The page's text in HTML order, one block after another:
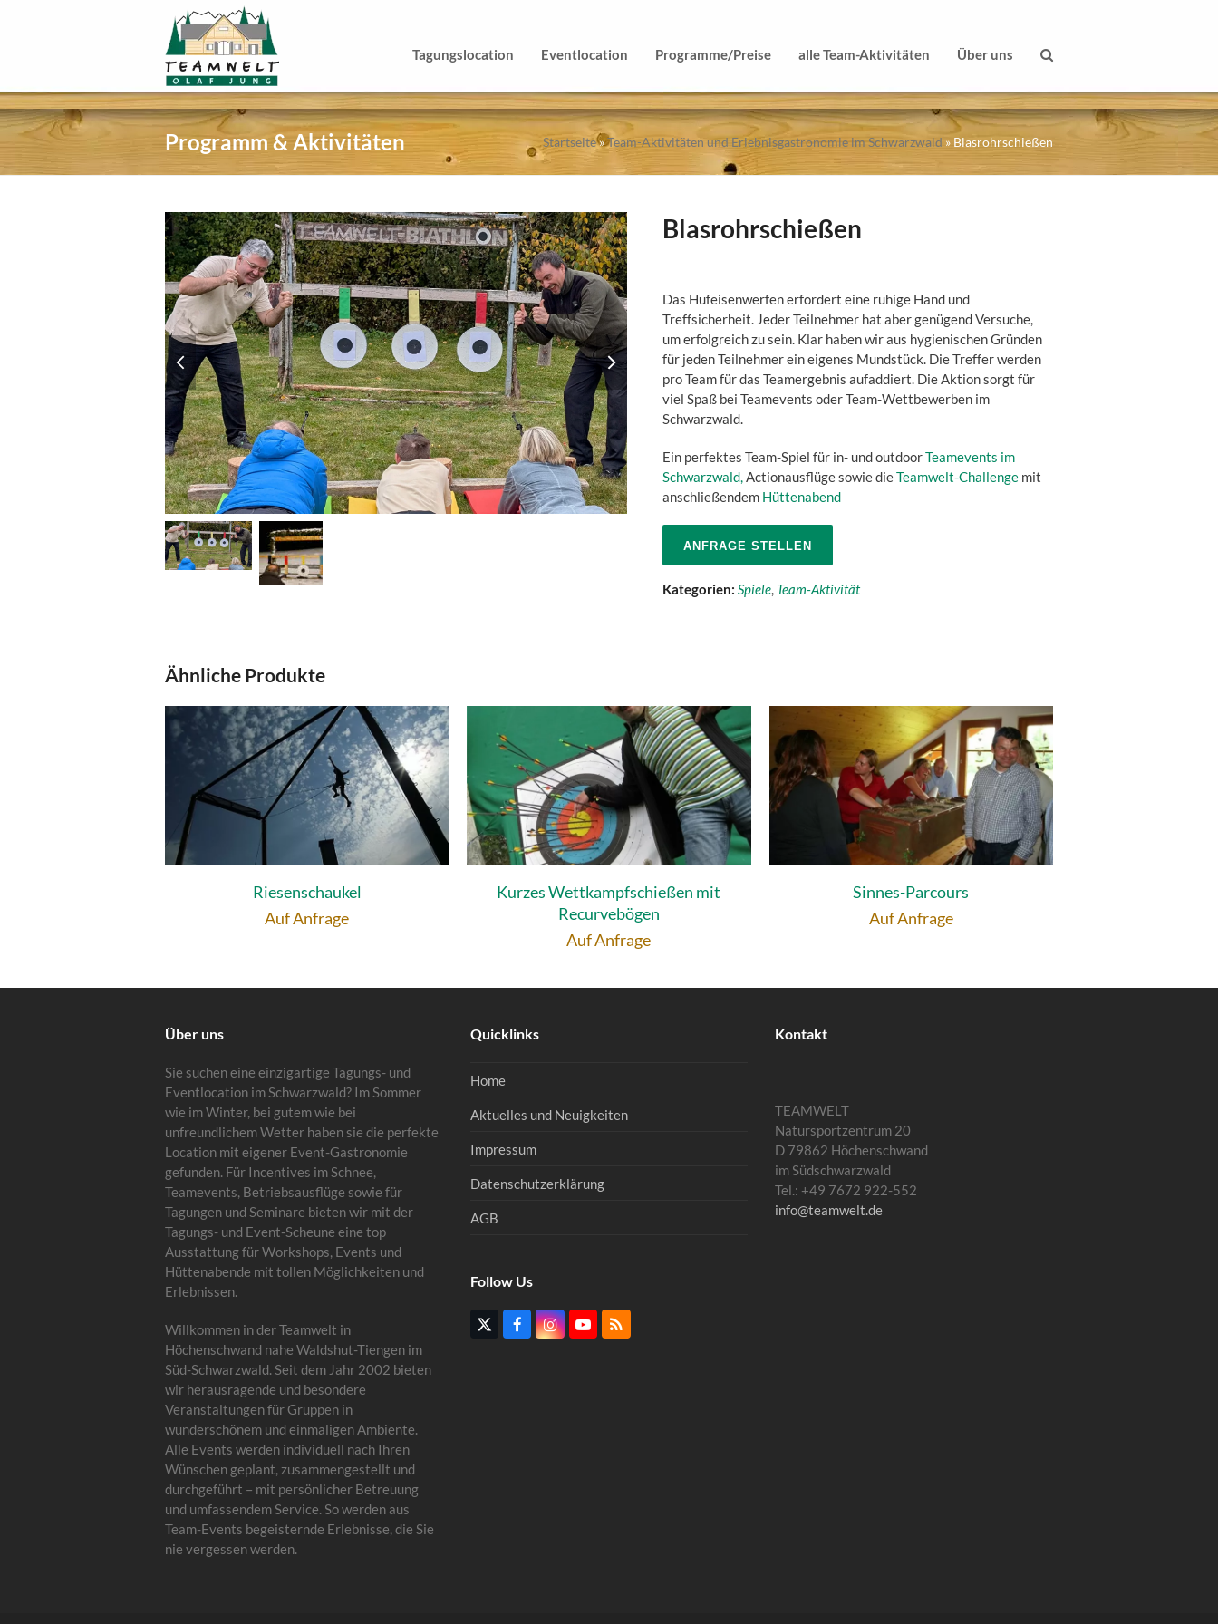
Tagungslocation Eventlocation Programme/Preise alle Team-Aktivitäten Über uns
Programm & Aktivitäten Startseite»Team-Aktivitäten und Erlebnisgastronomie im Schwarzwald » Blasrohrschießen
previous
slide
next
slide
Blasrohrschießen
Das Hufeisenwerfen erfordert eine ruhige Hand und
Treffsicherheit. Jeder Teilnehmer hat aber genügend Versuche,
um erfolgreich zu sein. Klar haben wir aus hygienischen Gründen
für jeden Teilnehmer ein eigenes Mundstück. Die Treffer werden
pro Team für das Teamergebnis aufaddiert. Die Aktion sorgt für
viel Spaß bei Teamevents oder Team-Wettbewerben im
Schwarzwald.
Ein perfektes Team-Spiel für in- und outdoorTeamevents im
Schwarzwald,Actionausflüge sowie dieTeamwelt-Challengemit
anschließendem Hüttenabend
ANFRAGE STELLEN
Kategorien: Spiele, Team-Aktivität
Ähnliche Produkte
Riesenschaukel
Auf Anfrage
Kurzes Wettkampfschießen mit
Recurvebögen
Auf Anfrage
Sinnes-Parcours
Auf Anfrage
Über uns
Sie suchen eine einzigartige Tagungs- und
Eventlocation im Schwarzwald? Im Sommer
wie im Winter, bei gutem wie bei
unfreundlichem Wetter haben sie die perfekte
Location mit eigener Event-Gastronomie
gefunden. Für Incentives im Schnee,
Teamevents, Betriebsausflüge sowie für
Tagungen und Seminare bieten wir mit der
Tagungs- und Event-Scheune eine top
Ausstattung für Workshops, Events und
Hüttenabende mit tollen Möglichkeiten und
Erlebnissen.
Willkommen in der Teamwelt in
Höchenschwand nahe Waldshut-Tiengen im
Süd-Schwarzwald. Seit dem Jahr 2002 bieten
wir herausragende und besondere
Veranstaltungen für Gruppen in
wunderschönem und einmaligen Ambiente.
Alle Events werden individuell nach Ihren
Wünschen geplant, zusammengestellt und
durchgeführt – mit persönlicher Betreuung
und umfassendem Service. So werden aus
Team-Events begeisternde Erlebnisse, die Sie
nie vergessen werden.
Quicklinks
Home
Aktuelles und Neuigkeiten
Impressum
Datenschutzerklärung
AGB
Follow Us
TwitterFacebookInstagram
YouTube
RSS
Kontakt
TEAMWELT
Natursportzentrum 20
D 79862 Höchenschwand
im Südschwarzwald
Tel.: +49 7672 922-552
info@teamwelt.de